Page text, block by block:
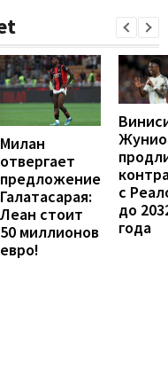
Милан
отвергает
предложение
Галатасарая:
Леан стоит
50 миллионов
евро!
с
до
года